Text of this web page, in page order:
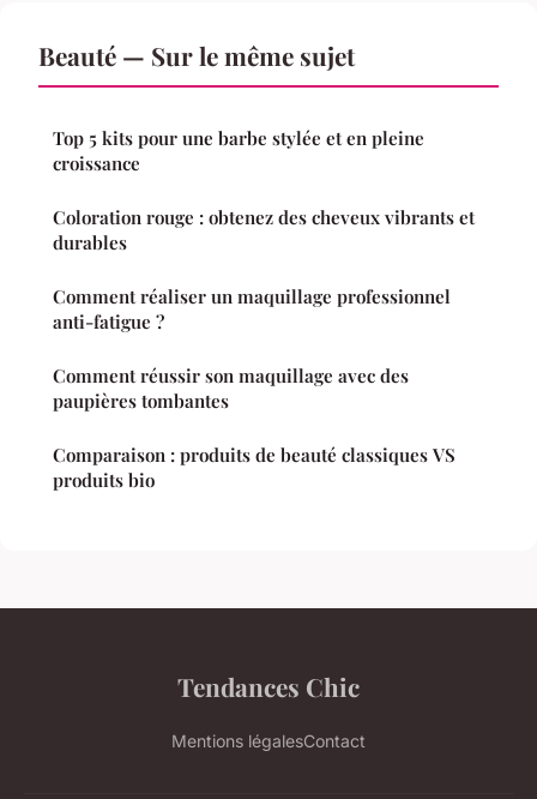
Beauté — Sur le même sujet
Top 5 kits pour une barbe stylée et en pleine
croissance
Coloration rouge : obtenez des cheveux vibrants et
durables
Comment réaliser un maquillage professionnel
anti-fatigue ?
Comment réussir son maquillage avec des
paupières tombantes
Comparaison : produits de beauté classiques VS
produits bio
Tendances Chic
Mentions légalesContact